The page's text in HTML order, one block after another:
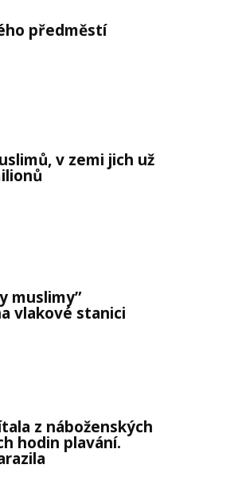
předměstí
v zemi jich už
muslimy”
vlakové stanici
z náboženských
hodin plavání.